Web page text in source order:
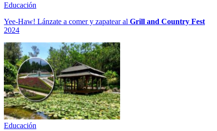
Educación
Yee-Haw! Lánzate a comer y zapatear al Grill and Country Fest
2024
Educación